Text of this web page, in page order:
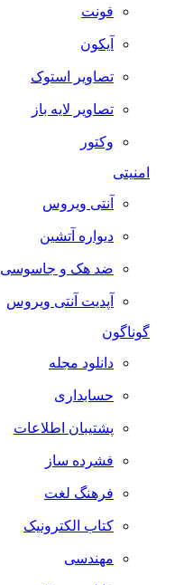
فونت
آیکون
تصاویر استوک
تصاویر لایه باز
وکتور
امنیتی
آنتی ویروس
دیواره آتشین
ضد هک و جاسوسی
آپدیت آنتی ویروس
گوناگون
دانلود مجله
حسابداری
پشتیبان اطلاعات
فشرده ساز
فرهنگ لغت
کتاب الکترونیک
مهندسی